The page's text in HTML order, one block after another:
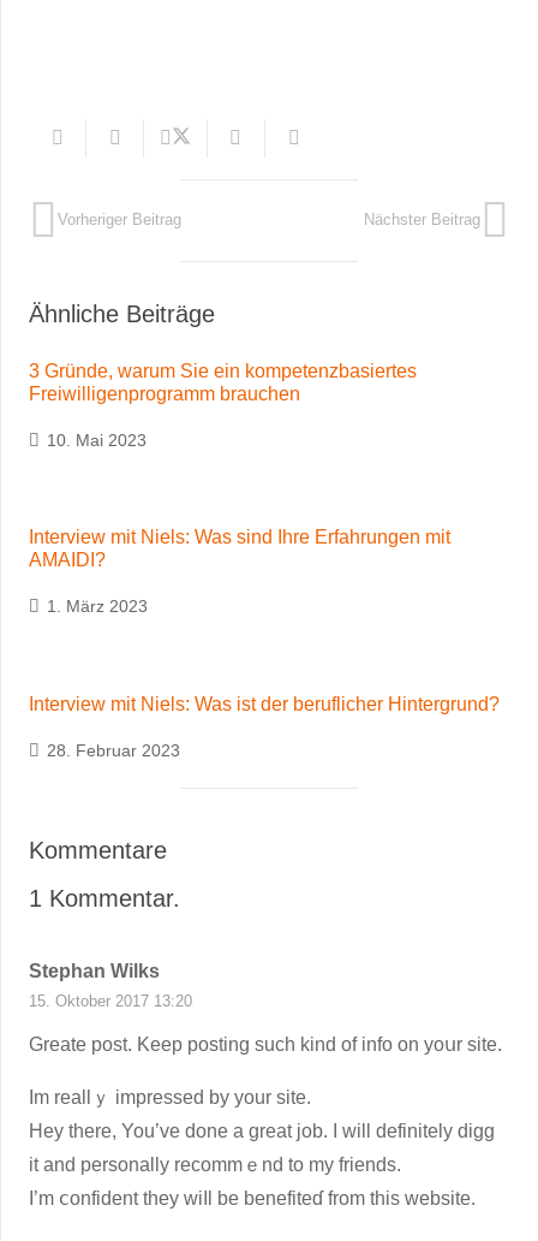
Vorheriger Beitrag Nächster Beitrag
Ähnliche Beiträge
3 Gründe, warum Sie ein kompetenzbasiertes
Freiwilligenprogramm brauchen
10. Mai 2023
Interview mit Niels: Was sind Ihre Erfahrungen mit
AMAIDI?
1. März 2023
Interview mit Niels: Was ist der beruflicher Hintergrund?
28. Februar 2023
Kommentare
1 Kommentar.
Stephan Wilks
15. Oktober 2017 13:20
Ԍrеatе post. Keep posting such kind of info on yoսr site.
Im reallｙ impressed by your site.
Hey there, You’ve done a great job. I will definitely digg
it and personally recommｅnd to my friends.
I’m ⅽonfidеnt they wiⅼl be benefiteɗ from thіs website.